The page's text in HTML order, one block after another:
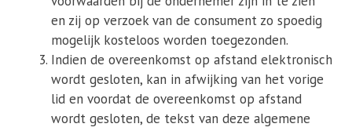
en zij op verzoek van de consument zo spoedig
mogelijk kosteloos worden toegezonden.
Indien de overeenkomst op afstand elektronisch
wordt gesloten, kan in afwijking van het vorige
lid en voordat de overeenkomst op afstand
wordt gesloten, de tekst van deze algemene